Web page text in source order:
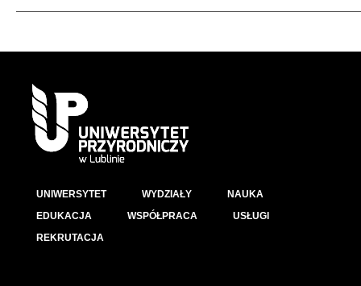
UNIWERSYTET WYDZIAŁY
NAUKA
EDUKACJA
WSPÓŁPRACA
USŁUGI
REKRUTACJA